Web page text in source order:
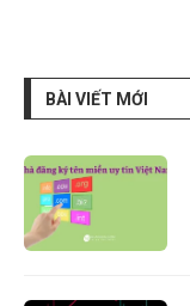
BÀI VIẾT MỚI